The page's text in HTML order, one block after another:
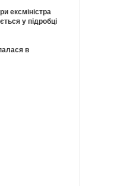
ексміністра
у підробці
в